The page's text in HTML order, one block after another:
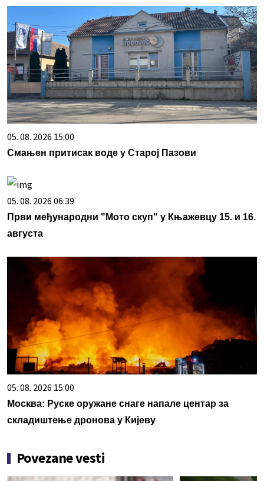
05. 08. 2026 15:00
Смањен притисак воде у Старој Пазови
05. 08. 2026 06:39
Први међународни "Мото скуп" у Књажевцу 15. и 16.
августа
05. 08. 2026 15:00
Москва: Руске оружане снаге напале центар за
складиштење дронова у Кијеву
Povezane vesti